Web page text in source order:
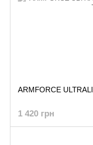
ARMFORCE
1 420 грн